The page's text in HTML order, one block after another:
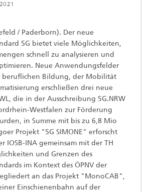
/ Paderborn). Der neue
5G bietet viele Möglichkeiten,
schnell zu analysieren und
Neue Anwendungsfelder
beruflichen Bildung, der Mobilität
erschließen drei neue
die in der Ausschreibung 5G.NRW
Westfalen zur Förderung
in Summe mit bis zu 6,8 Mio
Projekt "5G SIMONE" erforscht
IOSB-INA gemeinsam mit der TH
und Grenzen des
im Kontext des ÖPNV der
an das Projekt "MonoCAB",
Einschienenbahn auf der